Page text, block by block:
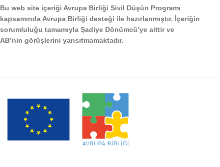
Bu web site içeriği Avrupa Birliği Sivil Düşün Programı
kapsamında Avrupa Birliği desteği ile hazırlanmıştır. İçeriğin
sorumluluğu tamamıyla Şadiye Dönümcü’ye aittir ve
AB’nin görüşlerini yansıtmamaktadır.